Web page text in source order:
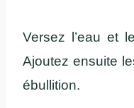
Versez l’eau et
Ajoutez ensuite
ébullition.